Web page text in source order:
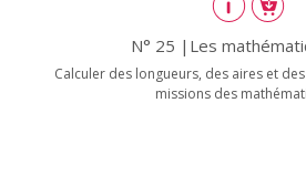
N° 25 |Les
Calculer des longueurs, des aires et
missions des